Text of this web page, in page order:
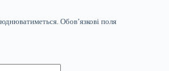
Обов’язкові поля